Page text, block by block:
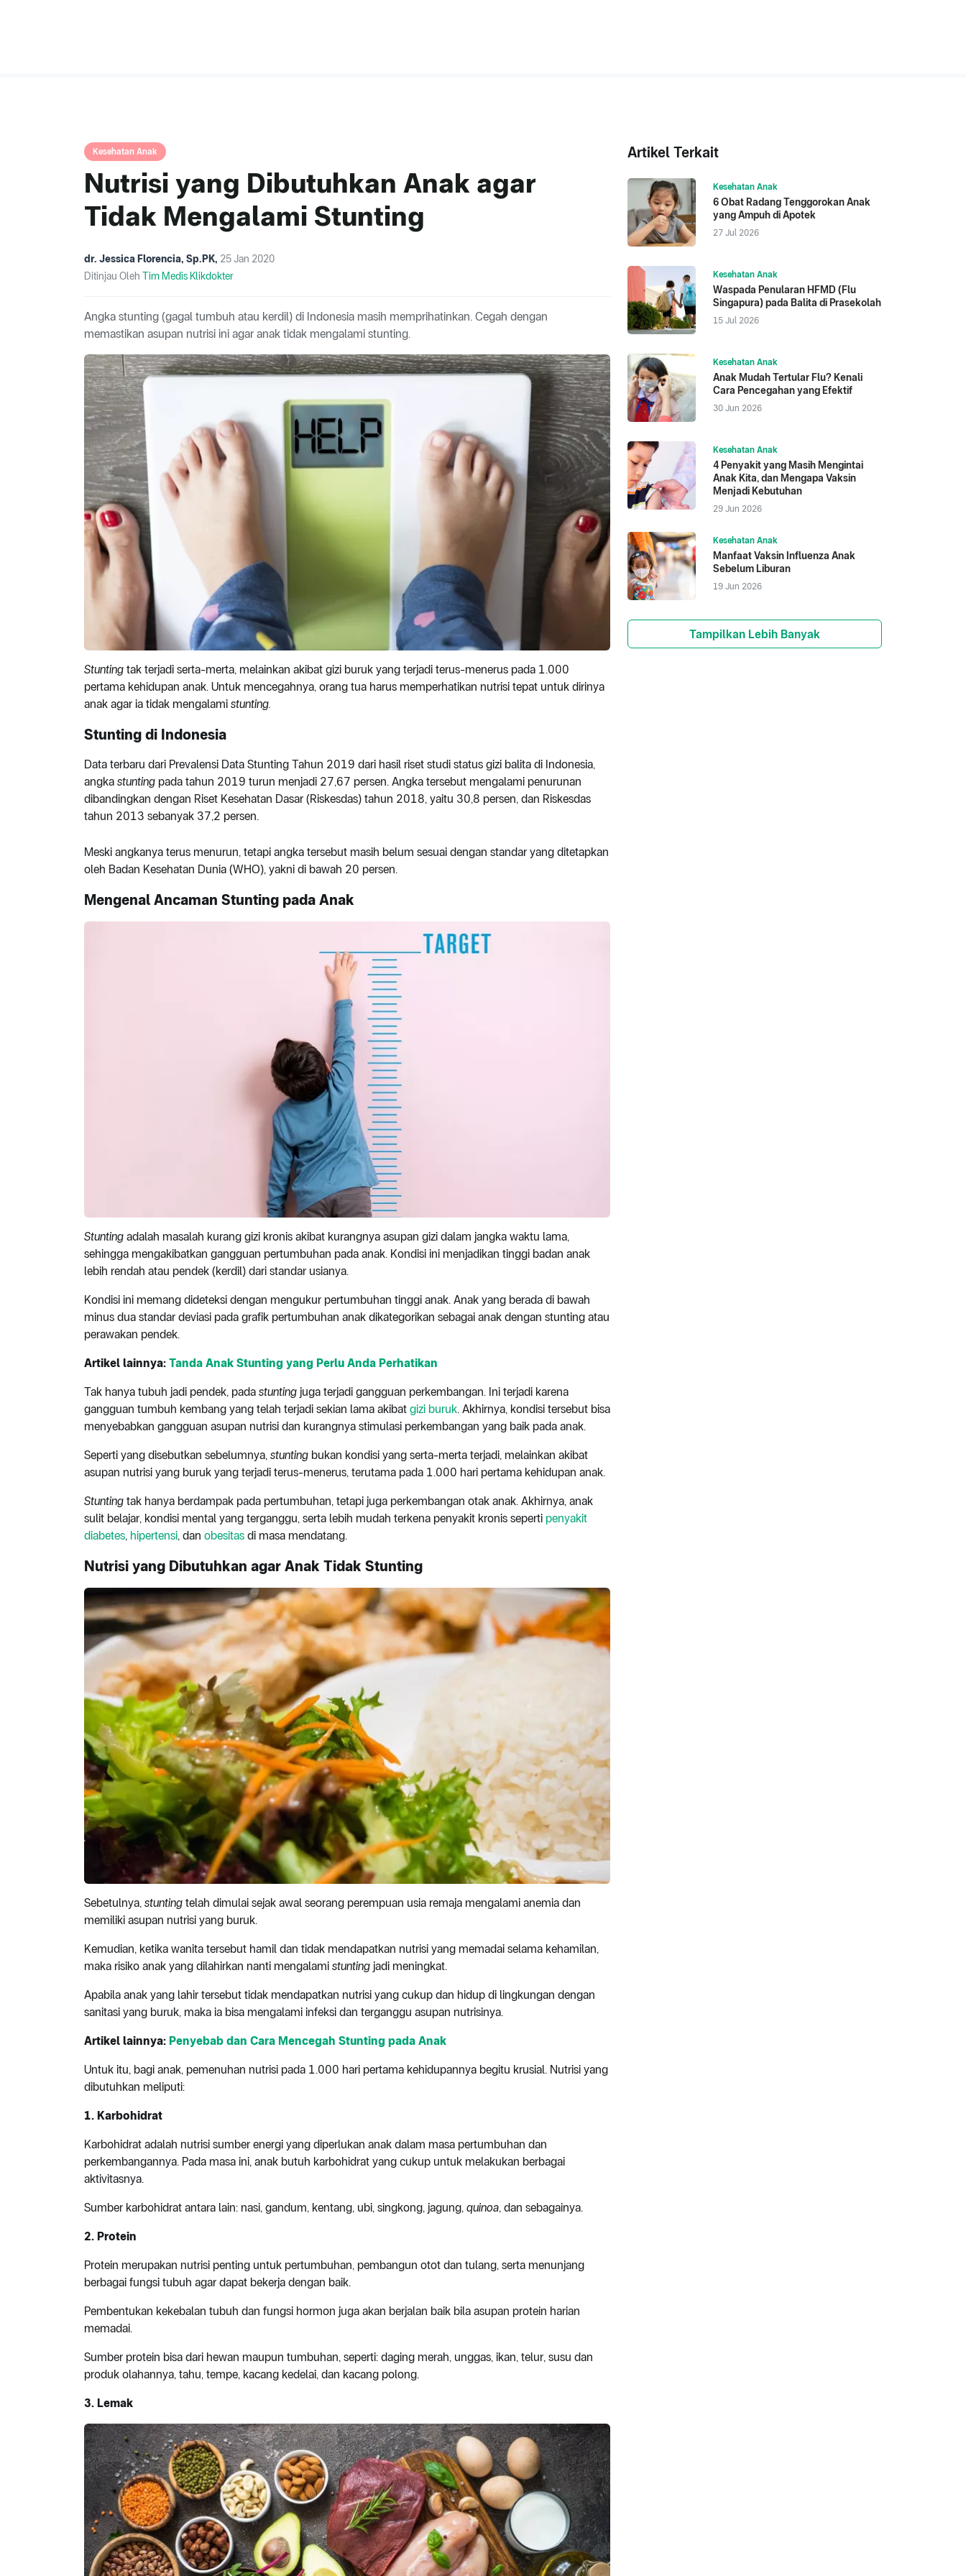
Kesehatan Anak
Nutrisi yang Dibutuhkan Anak agar
Tidak Mengalami Stunting
dr. Jessica Florencia, Sp.PK, 25 Jan 2020
Ditinjau Oleh Tim Medis Klikdokter
Angka stunting (gagal tumbuh atau kerdil) di Indonesia masih memprihatinkan. Cegah dengan
memastikan asupan nutrisi ini agar anak tidak mengalami stunting.
Stunting tak terjadi serta-merta, melainkan akibat gizi buruk yang terjadi terus-menerus pada 1.000
pertama kehidupan anak. Untuk mencegahnya, orang tua harus memperhatikan nutrisi tepat untuk dirinya
anak agar ia tidak mengalami stunting.
Stunting di Indonesia
Data terbaru dari Prevalensi Data Stunting Tahun 2019 dari hasil riset studi status gizi balita di Indonesia,
angka stunting pada tahun 2019 turun menjadi 27,67 persen. Angka tersebut mengalami penurunan
dibandingkan dengan Riset Kesehatan Dasar (Riskesdas) tahun 2018, yaitu 30,8 persen, dan Riskesdas
tahun 2013 sebanyak 37,2 persen.
Meski angkanya terus menurun, tetapi angka tersebut masih belum sesuai dengan standar yang ditetapkan
oleh Badan Kesehatan Dunia (WHO), yakni di bawah 20 persen.
Mengenal Ancaman Stunting pada Anak
Stunting adalah masalah kurang gizi kronis akibat kurangnya asupan gizi dalam jangka waktu lama,
sehingga mengakibatkan gangguan pertumbuhan pada anak. Kondisi ini menjadikan tinggi badan anak
lebih rendah atau pendek (kerdil) dari standar usianya.
Kondisi ini memang dideteksi dengan mengukur pertumbuhan tinggi anak. Anak yang berada di bawah
minus dua standar deviasi pada grafik pertumbuhan anak dikategorikan sebagai anak dengan stunting atau
perawakan pendek.
Artikel lainnya: Tanda Anak Stunting yang Perlu Anda Perhatikan
Tak hanya tubuh jadi pendek, pada stunting juga terjadi gangguan perkembangan. Ini terjadi karena
gangguan tumbuh kembang yang telah terjadi sekian lama akibat gizi buruk. Akhirnya, kondisi tersebut bisa
menyebabkan gangguan asupan nutrisi dan kurangnya stimulasi perkembangan yang baik pada anak.
Seperti yang disebutkan sebelumnya, stunting bukan kondisi yang serta-merta terjadi, melainkan akibat
asupan nutrisi yang buruk yang terjadi terus-menerus, terutama pada 1.000 hari pertama kehidupan anak.
Stunting tak hanya berdampak pada pertumbuhan, tetapi juga perkembangan otak anak. Akhirnya, anak
sulit belajar, kondisi mental yang terganggu, serta lebih mudah terkena penyakit kronis seperti penyakit
diabetes, hipertensi, dan obesitas di masa mendatang.
Nutrisi yang Dibutuhkan agar Anak Tidak Stunting
Sebetulnya, stunting telah dimulai sejak awal seorang perempuan usia remaja mengalami anemia dan
memiliki asupan nutrisi yang buruk.
Kemudian, ketika wanita tersebut hamil dan tidak mendapatkan nutrisi yang memadai selama kehamilan,
maka risiko anak yang dilahirkan nanti mengalami stunting jadi meningkat.
Apabila anak yang lahir tersebut tidak mendapatkan nutrisi yang cukup dan hidup di lingkungan dengan
sanitasi yang buruk, maka ia bisa mengalami infeksi dan terganggu asupan nutrisinya.
Artikel lainnya: Penyebab dan Cara Mencegah Stunting pada Anak
Untuk itu, bagi anak, pemenuhan nutrisi pada 1.000 hari pertama kehidupannya begitu krusial. Nutrisi yang
dibutuhkan meliputi:
1. Karbohidrat
Karbohidrat adalah nutrisi sumber energi yang diperlukan anak dalam masa pertumbuhan dan
perkembangannya. Pada masa ini, anak butuh karbohidrat yang cukup untuk melakukan berbagai
aktivitasnya.
Sumber karbohidrat antara lain: nasi, gandum, kentang, ubi, singkong, jagung, quinoa, dan sebagainya.
2. Protein
Protein merupakan nutrisi penting untuk pertumbuhan, pembangun otot dan tulang, serta menunjang
berbagai fungsi tubuh agar dapat bekerja dengan baik.
Pembentukan kekebalan tubuh dan fungsi hormon juga akan berjalan baik bila asupan protein harian
memadai.
Sumber protein bisa dari hewan maupun tumbuhan, seperti: daging merah, unggas, ikan, telur, susu dan
produk olahannya, tahu, tempe, kacang kedelai, dan kacang polong.
3. Lemak
Artikel Terkait
Kesehatan Anak
6 Obat Radang Tenggorokan Anak
yang Ampuh di Apotek
27 Jul 2026
Kesehatan Anak
Waspada Penularan HFMD (Flu
Singapura) pada Balita di Prasekolah
15 Jul 2026
Kesehatan Anak
Anak Mudah Tertular Flu? Kenali
Cara Pencegahan yang Efektif
30 Jun 2026
Kesehatan Anak
4 Penyakit yang Masih Mengintai
Anak Kita, dan Mengapa Vaksin
Menjadi Kebutuhan
29 Jun 2026
Kesehatan Anak
Manfaat Vaksin Influenza Anak
Sebelum Liburan
19 Jun 2026
Tampilkan Lebih Banyak